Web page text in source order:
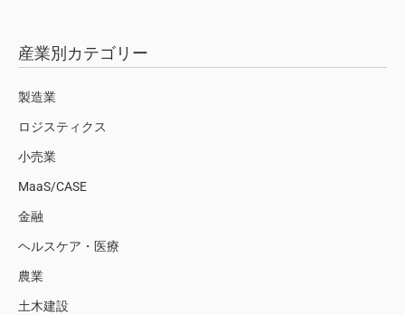
産業別カテゴリー
製造業
ロジスティクス
小売業
MaaS/CASE
金融
ヘルスケア・医療
農業
土木建設